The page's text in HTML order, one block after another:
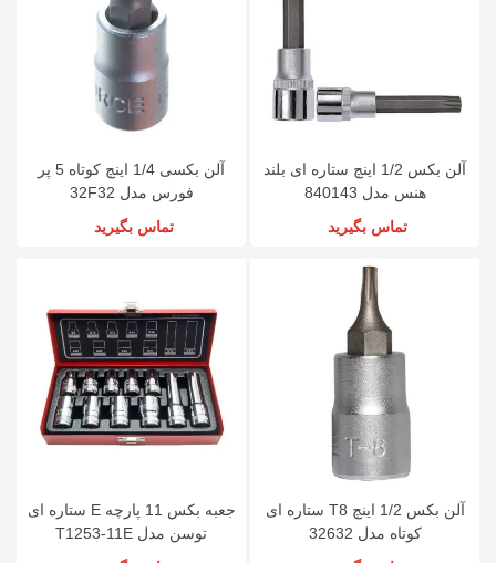
آلن بکس 1/2 اینچ ستاره ای بلند
هنس مدل 840143
تماس بگیرید
آلن بکسی 1/4 اینچ کوتاه 5 پر
فورس مدل 32F32
تماس بگیرید
آلن بکس 1/2 اینچ T8 ستاره ای
کوتاه مدل 32632
جعبه بکس 11 پارچه E ستاره ای
توسن مدل T1253-11E